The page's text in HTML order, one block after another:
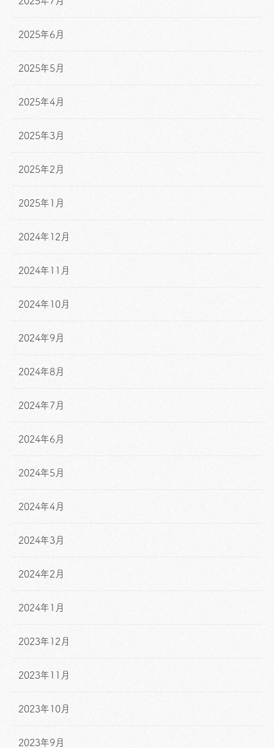
2025年6月
2025年5月
2025年4月
2025年3月
2025年2月
2025年1月
2024年12月
2024年11月
2024年10月
2024年9月
2024年8月
2024年7月
2024年6月
2024年5月
2024年4月
2024年3月
2024年2月
2024年1月
2023年12月
2023年11月
2023年10月
2023年9月